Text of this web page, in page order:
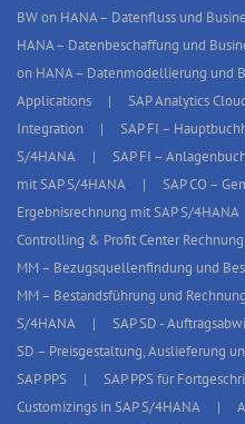
BW on HANA – Datenfluss und
HANA – Datenbeschaffung und
on HANA – Datenmodellierung und
Applications
SAP Analytics
Integration
SAP FI –
S/4HANA
SAP FI –
mit SAP S/4HANA
SAP CO –
Ergebnisrechnung mit SAP S/4HANA
Controlling & Profit Center
MM – Bezugsquellenfindung und
MM – Bestandsführung und
S/4HANA
SAP SD -
SD – Preisgestaltung, Auslieferung
SAP PPS
SAP PPS für
Customizings in SAP S/4HANA